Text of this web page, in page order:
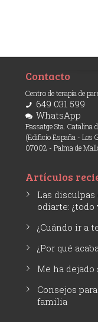
Contacto
Centro de terapia de
649 031 599
WhatsApp
Passatge Sta. Catalina
(Edificio España - Los
07002 - Palma de
Artículos
Las
odiarte:
¿Cuándo ir a
¿Por qué
Me ha
Consejos
familia